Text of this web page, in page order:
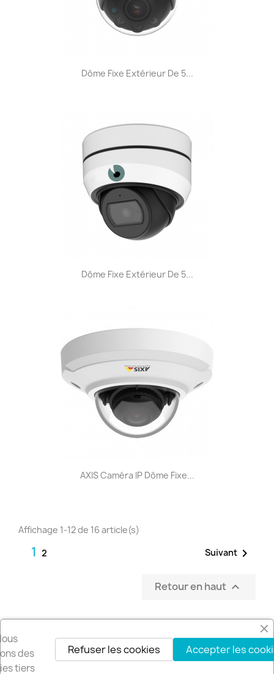
Dôme Fixe Extérieur De 5...
Dôme Fixe Extérieur De 5...
AXIS Caméra IP Dôme Fixe...
Affichage 1-12 de 16 article(s)
1 2 Suivant 
Retour en haut 
Recevez nos offres spéciales
des
tiers
Accepter les
Refuser les cookies